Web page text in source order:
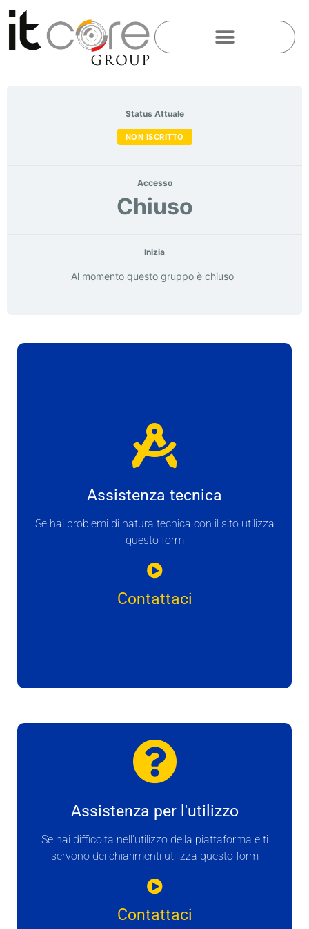
Status Attuale
NON ISCRITTO
Accesso
Chiuso
Inizia
Al momento questo gruppo è chiuso
Assistenza tecnica
Se hai problemi di natura tecnica con il sito utilizza
questo form
Contattaci
Assistenza per l'utilizzo
Se hai difficoltà nell'utilizzo della piattaforma e ti
servono dei chiarimenti utilizza questo form
Contattaci